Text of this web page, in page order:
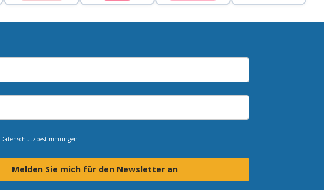
Datenschutzbestimmungen
Melden Sie mich für den Newsletter an